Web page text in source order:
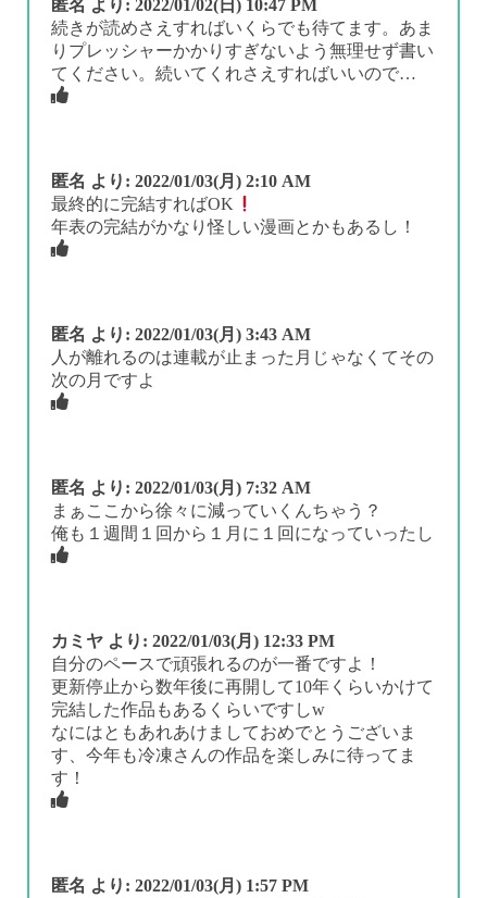
匿名 より: 2022/01/02(日) 10:47 PM
続きが読めさえすればいくらでも待てます。あま
りプレッシャーかかりすぎないよう無理せず書い
てください。続いてくれさえすればいいので…
匿名 より: 2022/01/03(月) 2:10 AM
最終的に完結すればOK
年表の完結がかなり怪しい漫画とかもあるし！
匿名 より: 2022/01/03(月) 3:43 AM
人が離れるのは連載が止まった月じゃなくてその
次の月ですよ
匿名 より: 2022/01/03(月) 7:32 AM
まぁここから徐々に減っていくんちゃう？
俺も１週間１回から１月に１回になっていったし
カミヤ より: 2022/01/03(月) 12:33 PM
自分のペースで頑張れるのが一番ですよ！
更新停止から数年後に再開して10年くらいかけて
完結した作品もあるくらいですしw
なにはともあれあけましておめでとうございま
す、今年も冷凍さんの作品を楽しみに待ってま
す！
匿名 より: 2022/01/03(月) 1:57 PM